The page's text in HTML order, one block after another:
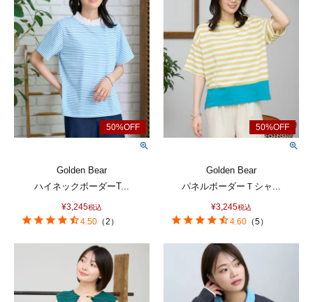
Golden Bear
ハイネックボーダーT...
¥3,245税込
4.50 （2 ）
Golden Bear
パネルボーダーＴシャ...
¥3,245税込
4.60 （5）